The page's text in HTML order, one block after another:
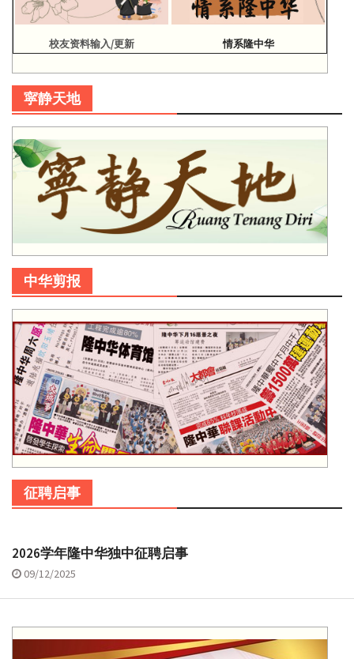
校友资料输入/更新 情系隆中华
寜静天地
中华剪报
征聘启事
2026学年隆中华独中征聘启事
09/12/2025